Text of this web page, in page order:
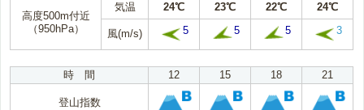
高度500m付近
（950hPa）
気温 24℃ 23℃ 22℃ 24℃
風(m/s) 5 5 5 3
時 間 12 15 18 21
登山指数